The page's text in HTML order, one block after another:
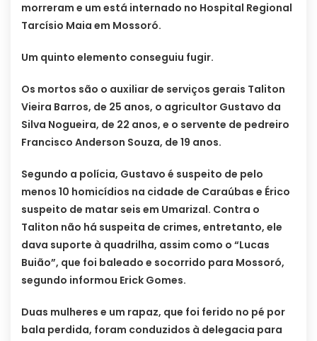
morreram e um está internado no Hospital Regional
Tarcísio Maia em Mossoró.
Um quinto elemento conseguiu fugir.
Os mortos são o auxiliar de serviços gerais Taliton
Vieira Barros, de 25 anos, o agricultor Gustavo da
Silva Nogueira, de 22 anos, e o servente de pedreiro
Francisco Anderson Souza, de 19 anos.
Segundo a polícia, Gustavo é suspeito de pelo
menos 10 homicídios na cidade de Caraúbas e Érico
suspeito de matar seis em Umarizal. Contra o
Taliton não há suspeita de crimes, entretanto, ele
dava suporte à quadrilha, assim como o “Lucas
Buião”, que foi baleado e socorrido para Mossoró,
segundo informou Erick Gomes.
Duas mulheres e um rapaz, que foi ferido no pé por
bala perdida, foram conduzidos à delegacia para